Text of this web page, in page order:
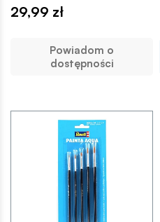
29,99 zł
Powiadom o
dostępności